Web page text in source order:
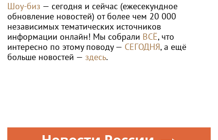
Шоу-биз — сегодня и сейчас (ежесекундное
обновление новостей) от более чем 20 000
независимых тематических источников
информации онлайн! Мы собрали ВСЁ, что
интересно по этому поводу — СЕГОДНЯ, а ещё
больше новостей — здесь.